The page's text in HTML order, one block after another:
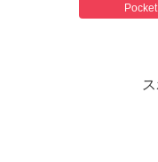
Pocket